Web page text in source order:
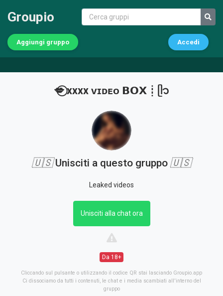
Groupio
Aggiungi gruppo Accedi
💋⃝ xxxx ᴠɪᴅᴇᴏ 𝗕𝗢𝗫┊ᥫ᭡
🇺🇸Unisciti a questo gruppo 🇺🇸
Leaked videos
Unisciti alla chat ora
Da 18+
Cliccando sul pulsante o utilizzando il codice QR stai lasciando Groupio.app
Ci dissociamo da tutti i contenuti, le chat e i media scambiati all'interno del
gruppo